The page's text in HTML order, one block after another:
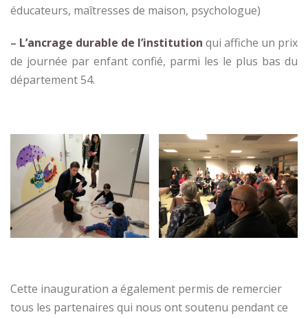
éducateurs, maîtresses de maison, psychologue)
– L’ancrage durable de l’institution qui affiche un prix
de journée par enfant confié, parmi les le plus bas du
département 54.
Cette inauguration a également permis de remercier
tous les partenaires qui nous ont soutenu pendant ce